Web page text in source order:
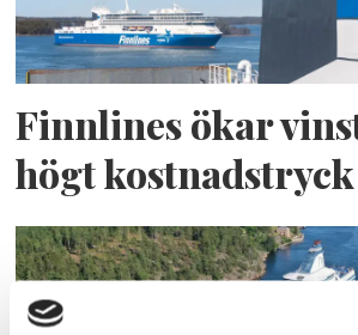
Finnlines ökar
högt kostnadstryck